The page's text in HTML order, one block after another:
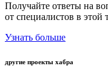
Получайте ответы на
от специалистов в этой
Узнать больше
другие проекты хабра